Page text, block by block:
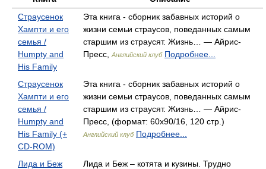
Страусенок
Хампти и его
семья /
Humpty and
His Family
Эта книга - сборник забавных историй о
жизни семьи страусов, поведанных самым
старшим из страусят. Жизнь… — Айрис-
Пресс,
Английский клуб Подробнее...
Страусенок
Хампти и его
семья /
Humpty and
His Family (+
CD-ROM)
Эта книга - сборник забавных историй о
жизни семьи страусов, поведанных самым
старшим из страусят. Жизнь… — Айрис-
Пресс, (формат: 60x90/16, 120 стр.)
Английский клуб Подробнее...
Лида и Беж
Лида и Беж – котята и кузины. Трудно